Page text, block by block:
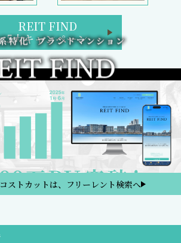
REIT FIND
5大キャンペーン
ストカットは、フリーレント検索へ